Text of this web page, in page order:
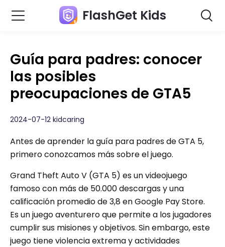
FlashGet Kids
Guía para padres: conocer
las posibles
preocupaciones de GTA5
2024-07-12 kidcaring
Antes de aprender la guía para padres de GTA 5,
primero conozcamos más sobre el juego.
Grand Theft Auto V (GTA 5) es un videojuego
famoso con más de 50.000 descargas y una
calificación promedio de 3,8 en Google Pay Store.
Es un juego aventurero que permite a los jugadores
cumplir sus misiones y objetivos. Sin embargo, este
juego tiene violencia extrema y actividades